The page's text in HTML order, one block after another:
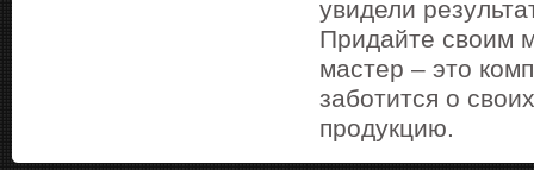
увидели
Придайте своим
мастер – это
заботится о
продукцию.